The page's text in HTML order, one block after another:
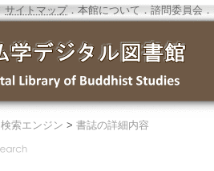
サイトマップ．本館について ． 諮問委員会 ．
検索エンジン > 書誌の詳細内容